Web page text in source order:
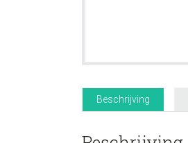
Beschrijving